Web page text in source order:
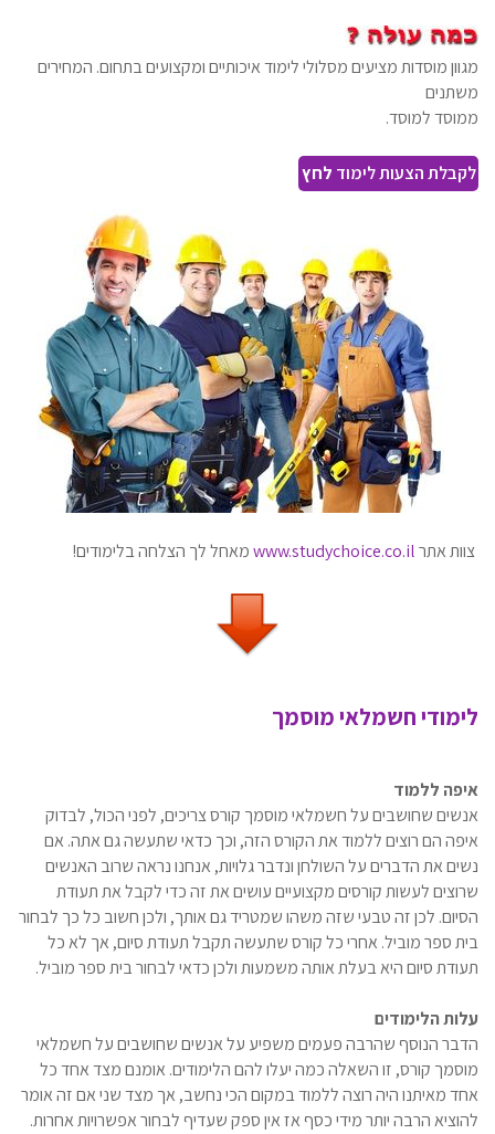
מגוון מוסדות מציעים מסלולי לימוד איכותיים ומקצועים בתחום. המחירים
משתנים
ממוסד למוסד.
לקבלת הצעות לימוד לחץ
צוות אתרwww.studychoice.co.ilמאחל לך הצלחה בלימודים!
לימודי חשמלאי מוסמך
איפה ללמוד
אנשים שחושבים על חשמלאי מוסמך קורס צריכים, לפני הכול, לבדוק
איפה הם רוצים ללמוד את הקורס הזה, וכך כדאי שתעשה גם אתה. אם
נשים את הדברים על השולחן ונדבר גלויות, אנחנו נראה שרוב האנשים
שרוצים לעשות קורסים מקצועיים עושים את זה כדי לקבל את תעודת
הסיום. לכן זה טבעי שזה משהו שמטריד גם אותך, ולכן חשוב כל כך לבחור
בית ספר מוביל. אחרי כל קורס שתעשה תקבל תעודת סיום, אך לא כל
תעודת סיום היא בעלת אותה משמעות ולכן כדאי לבחור בית ספר מוביל.
עלות הלימודים
הדבר הנוסף שהרבה פעמים משפיע על אנשים שחושבים על חשמלאי
מוסמך קורס, זו השאלה כמה יעלו להם הלימודים. אומנם מצד אחד כל
אחד מאיתנו היה רוצה ללמוד במקום הכי נחשב, אך מצד שני אם זה אומר
להוציא הרבה יותר מידי כסף אז אין ספק שעדיף לבחור אפשרויות אחרות.